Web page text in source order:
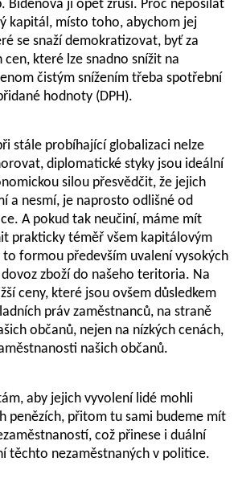
Bidenova ji opět zruší. Proč neposílat
kapitál, místo toho, abychom jej
se snaží demokratizovat, byť za
cen, které lze snadno snížit na
čistým snížením třeba spotřební
hodnoty (DPH).
stále probíhající globalizaci nelze
diplomatické styky jsou ideální
silou přesvědčit, že jejich
a nesmí, je naprosto odlišné od
A pokud tak neučiní, máme mít
prakticky téměř všem kapitálovým
to formou především uvalení vysokých
zboží do našeho teritoria. Na
ceny, které jsou ovšem důsledkem
práv zaměstnanců, na straně
občanů, nejen na nízkých cenách,
našich občanů.
aby jejich vyvolení lidé mohli
penězích, přitom tu sami budeme mít
což přinese i duální
těchto nezaměstnaných v politice.